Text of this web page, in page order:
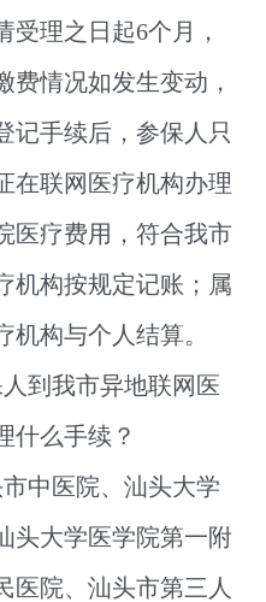
受理之日起6个月，
费情况如发生变动，
记手续后，参保人只
在联网医疗机构办理
医疗费用，符合我市
机构按规定记账；属
构与个人结算。
到我市异地联网医
什么手续？
中医院、汕头大学
头大学医学院第一附
医院、汕头市第三人